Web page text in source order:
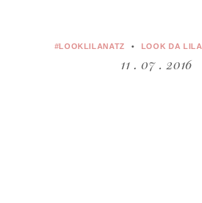
#LOOKLILANATZ LOOK DA LILA
11 . 07 . 2016